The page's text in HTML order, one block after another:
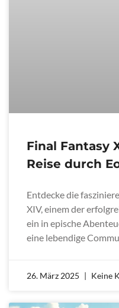
Final Fantasy
Reise durch
Entdecke die
XIV, einem der
ein in epische
eine lebendige
26. März 2025 Keine